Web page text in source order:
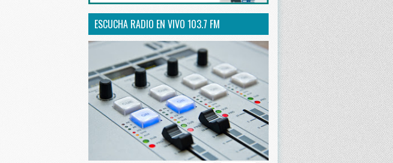
ESCUCHA RADIO EN VIVO 103.7 FM